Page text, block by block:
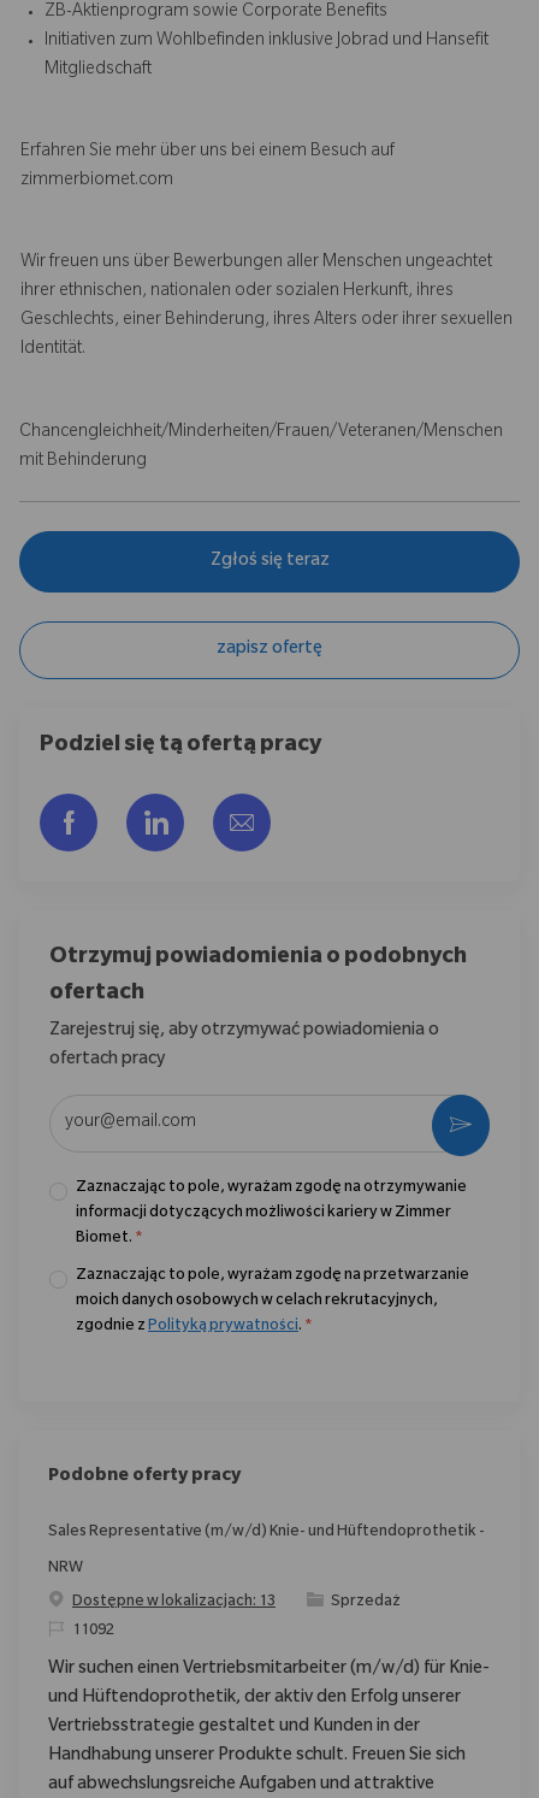
ZB-Aktienprogram sowie Corporate Benefits
Initiativen zum Wohlbefinden inklusive Jobrad und Hansefit
Mitgliedschaft
Erfahren Sie mehr über uns bei einem Besuch auf
zimmerbiomet.com
Wir freuen uns über Bewerbungen aller Menschen ungeachtet
ihrer ethnischen, nationalen oder sozialen Herkunft, ihres
Geschlechts, einer Behinderung, ihres Alters oder ihrer sexuellen
Identität.
Chancengleichheit/Minderheiten/Frauen/Veteranen/Menschen
mit Behinderung
Zgłoś się teraz
zapisz ofertę
Podziel się tą ofertą pracy
Udostępnij przez Facebook
Udostępnij przez LinkedIn
Share via email
Otrzymuj powiadomienia o podobnych
ofertach
Zarejestruj się, aby otrzymywać powiadomienia o
ofertach pracy
Zaznaczając to pole, wyrażam zgodę na otrzymywanie
informacji dotyczących możliwości kariery w Zimmer
Biomet. *
Zaznaczając to pole, wyrażam zgodę na przetwarzanie
moich danych osobowych w celach rekrutacyjnych,
zgodnie z Polityką prywatności. *
Podobne oferty pracy
Sales Representative (m/w/d) Knie- und Hüftendoprothetik -
NRW
Dostępne w lokalizacjach: 13
Category
Sprzedaż
ReqId11092
Wir suchen einen Vertriebsmitarbeiter (m/w/d) für Knie-
und Hüftendoprothetik, der aktiv den Erfolg unserer
Vertriebsstrategie gestaltet und Kunden in der
Handhabung unserer Produkte schult. Freuen Sie sich
auf abwechslungsreiche Aufgaben und attraktive